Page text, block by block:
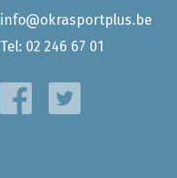
info@okrasportplus.be
Tel: 02 246 67 01